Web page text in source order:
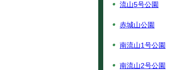
流山5号公園
赤城山公園
南流山1号公園
南流山2号公園